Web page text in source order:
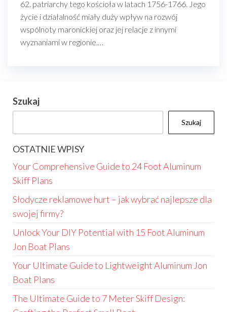
62. patriarchy tego kościoła w latach 1756-1766. Jego
życie i działalność miały duży wpływ na rozwój
wspólnoty maronickiej oraz jej relacje z innymi
wyznaniami w regionie.…
Szukaj
Szukaj
OSTATNIE WPISY
Your Comprehensive Guide to 24 Foot Aluminum
Skiff Plans
Słodycze reklamowe hurt – jak wybrać najlepsze dla
swojej firmy?
Unlock Your DIY Potential with 15 Foot Aluminum
Jon Boat Plans
Your Ultimate Guide to Lightweight Aluminum Jon
Boat Plans
The Ultimate Guide to 7 Meter Skiff Design: